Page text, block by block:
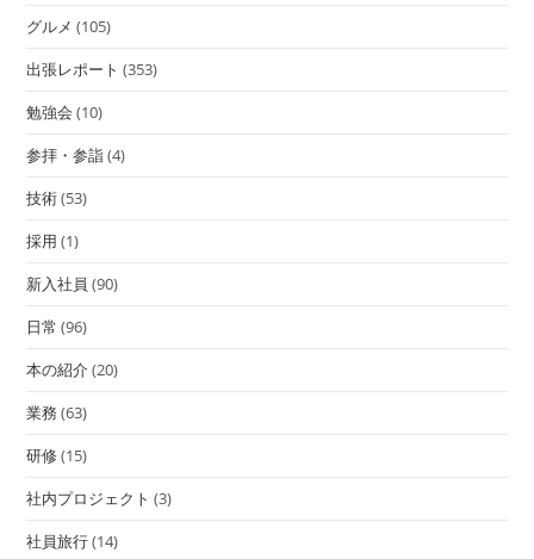
グルメ (105)
出張レポート (353)
勉強会 (10)
参拝・参詣(4)
技術(53)
採用 (1)
新入社員 (90)
日常 (96)
本の紹介(20)
業務(63)
研修(15)
社内プロジェクト (3)
社員旅行(14)